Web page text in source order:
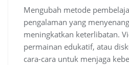
Mengubah metode
pengalaman yang
meningkatkan keterlibatan.
permainan edukatif, atau
cara-cara untuk menjaga